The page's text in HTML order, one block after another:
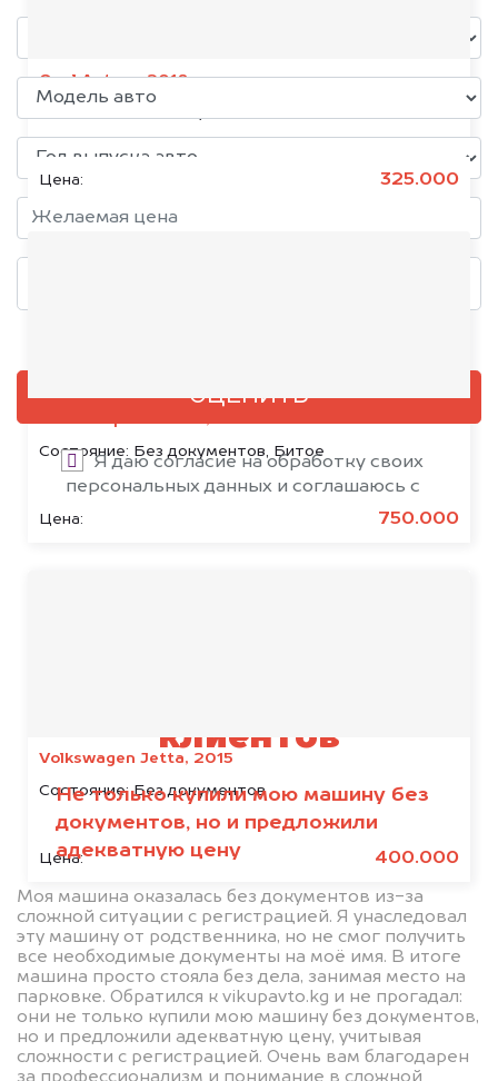
Opel Antara, 2018
Цена: 325.000
Состояние: Без документов, Битое
Цена: 750.000
Volkswagen Jetta, 2015
Состояние:Без документов
Цена: 400.000
ОЦЕНИТЬ
Я даю согласие на обработку своих
персональных данных и соглашаюсь с
политикой конфиденциальности
клиентов
Не только купили мою машину без
документов, но и предложили
адекватную цену
Моя машина оказалась без документов из-за
сложной ситуации с регистрацией. Я унаследовал
эту машину от родственника, но не смог получить
все необходимые документы на моё имя. В итоге
машина просто стояла без дела, занимая место на
парковке. Обратился к vikupavto.kg и не прогадал:
они не только купили мою машину без документов,
но и предложили адекватную цену, учитывая
сложности с регистрацией. Очень вам благодарен
за профессионализм и понимание в сложной